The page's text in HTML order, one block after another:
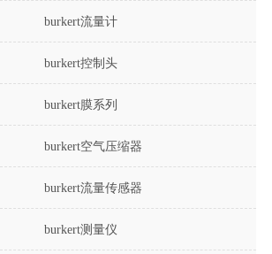
burkert流量计
burkert控制头
burkert膜系列
burkert空气压缩器
burkert流量传感器
burkert测量仪